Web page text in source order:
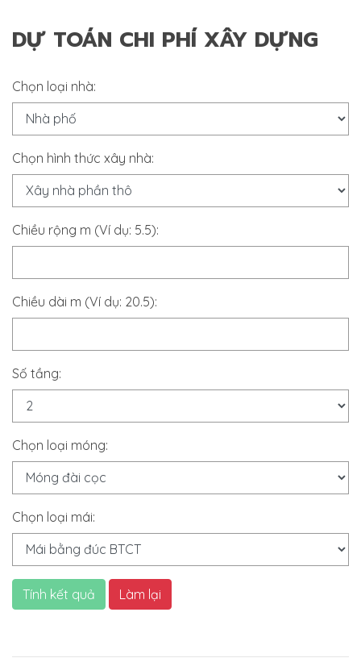
DỰ TOÁN CHI PHÍ XÂY DỰNG
Chọn loại nhà:
Chọn hình thức xây nhà:
Chiều rộng m (Ví dụ: 5.5):
Chiều dài m (Ví dụ: 20.5):
Số tầng:
Chọn loại móng:
Chọn loại mái:
Tính kết quả Làm lại